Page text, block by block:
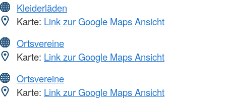
Kleiderläden
Karte: Link zur Google Maps Ansicht
Ortsvereine
Karte: Link zur Google Maps Ansicht
Ortsvereine
Karte: Link zur Google Maps Ansicht